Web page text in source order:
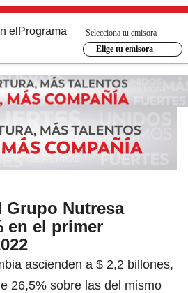
el Programa
Selecciona tu emisora
Elige tu emisora
Grupo Nutresa
en el primer
ascienden a $ 2,2 billones,
26,5% sobre las del mismo